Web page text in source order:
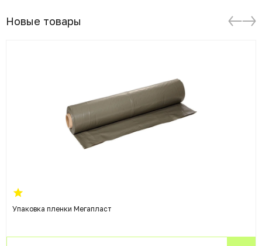
Новые товары
Упаковка пленки Мегапласт